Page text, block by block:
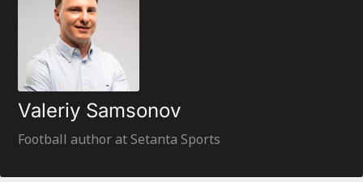
Valeriy Samsonov
Football author at Setanta Sports